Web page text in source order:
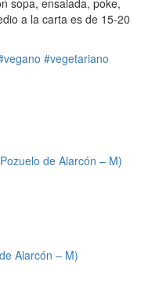
a la carta es de 15-20
#vegetariano
de Alarcón – M)
Alarcón – M)